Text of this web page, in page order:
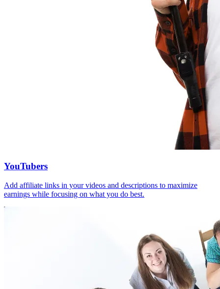
YouTubers
Add affiliate links in your videos and descriptions to maximize
earnings while focusing on what you do best.